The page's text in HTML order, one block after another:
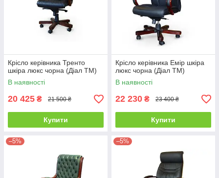
Крісло керівника Тренто
шкіра люкс чорна (Діал ТМ)
В наявності
20 425 ₴ 21 500 ₴
Купити
Крісло керівника Емір шкіра
люкс чорна (Діал ТМ)
В наявності
22 230 ₴ 23 400 ₴
Купити
–5% –5%